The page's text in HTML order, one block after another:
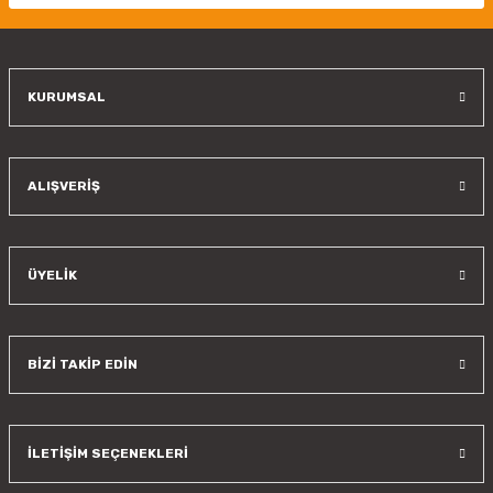
KURUMSAL
ALIŞVERİŞ
ÜYELİK
BİZİ TAKİP EDİN
İLETİŞİM SEÇENEKLERİ